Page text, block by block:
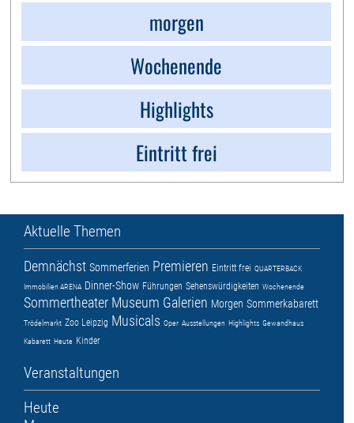
morgen
Wochenende
Highlights
Eintritt frei
Aktuelle Themen
Demnächst Sommerferien Premieren Eintritt frei QUARTERBACK
Immobilien ARENA Dinner-Show Führungen Sehenswürdigkeiten Wochenende
Sommertheater Museum Galerien Morgen Sommerkabarett
Trödelmarkt Zoo Leipzig Musicals Oper Ausstellungen Highlights Gewandhaus
Kabarett Heute Kinder
Veranstaltungen
Heute